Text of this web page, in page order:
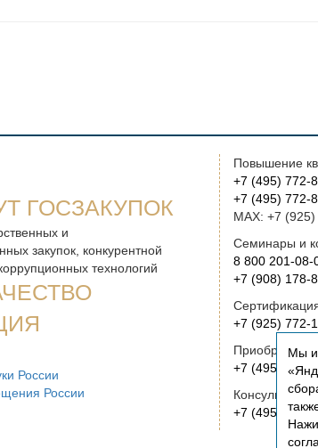
ГОСЗАКУПОК
и
закупок, конкурентной
технологий
России
России
Повышение
+7 (495) 772-
+7 (495) 772-
MAX: +7 (925)
Семинары и
8 800 201-08-
+7 (908) 178-
+7 (925) 772-
Приобретение
+7 (495) 772-
+7 (495) 772-
Мы